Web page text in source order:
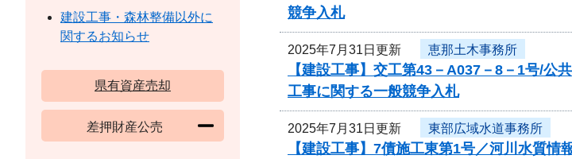
競争入札
2025年7月31日更新 恵那土木事務所
【建設工事】交工第43－A037－8－1号/
工事に関する一般競争入札
2025年7月31日更新 東部広域水道事務所
【建設工事】7債施工東第1号／河川水質情
建設工事・森林整備以外に
関するお知らせ
県有資産売却
差押財産公売